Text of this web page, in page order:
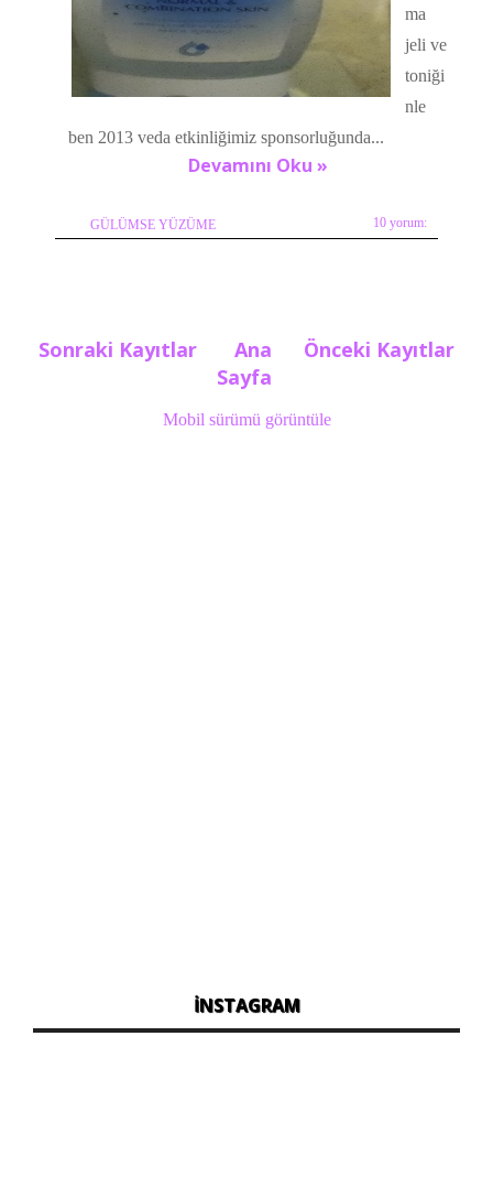
ma
jeli ve
toniği
nle
ben 2013 veda etkinliğimiz sponsorluğunda...
Devamını Oku »
GÜLÜMSE YÜZÜME 10 yorum:
Sonraki Kayıtlar Önceki Kayıtlar
Ana
Sayfa
Mobil sürümü görüntüle
İNSTAGRAM